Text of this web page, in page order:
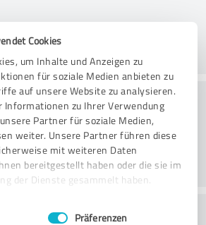
Cookies
um Inhalte und Anzeigen zu
für soziale Medien anbieten zu
auf unsere Website zu analysieren.
Informationen zu Ihrer Verwendung
Partner für soziale Medien,
weiter. Unsere Partner führen diese
mit weiteren Daten
bereitgestellt haben oder die sie im
der Dienste gesammelt haben.
Präferenzen
Konsultointi
Asiakaspalvelu